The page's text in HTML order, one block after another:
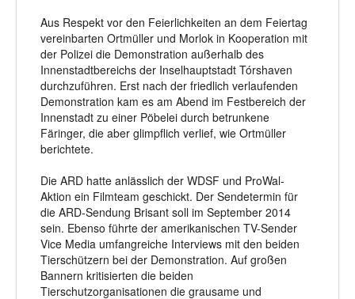
Aus Respekt vor den Feierlichkeiten an dem Feiertag
vereinbarten Ortmüller und Morlok in Kooperation mit
der Polizei die Demonstration außerhalb des
Innenstadtbereichs der Inselhauptstadt Tórshaven
durchzuführen. Erst nach der friedlich verlaufenden
Demonstration kam es am Abend im Festbereich der
Innenstadt zu einer Pöbelei durch betrunkene
Färinger, die aber glimpflich verlief, wie Ortmüller
berichtete.
Die ARD hatte anlässlich der WDSF und ProWal-
Aktion ein Filmteam geschickt. Der Sendetermin für
die ARD-Sendung Brisant soll im September 2014
sein. Ebenso führte der amerikanischen TV-Sender
Vice Media umfangreiche Interviews mit den beiden
Tierschützern bei der Demonstration. Auf großen
Bannern kritisierten die beiden
Tierschutzorganisationen die grausame und